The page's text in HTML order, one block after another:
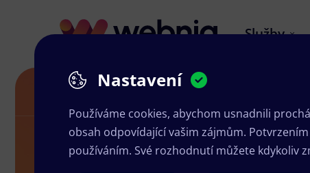
Služby
Návrh letáků v Hostivicích
Nastavení
Používáme cookies, abychom usnadnili
obsah odpovídající vašim zájmům.
používáním. Své rozhodnutí můžete kdykoliv